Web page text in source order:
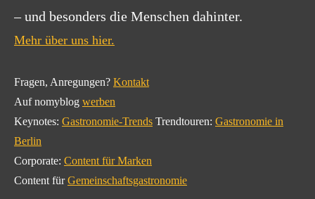
– und besonders die Menschen dahinter.
Mehr über uns hier.
Fragen, Anregungen? Kontakt
Auf nomyblog werben
Keynotes: Gastronomie-Trends Trendtouren: Gastronomie in
Berlin
Corporate: Content für Marken
Content fürGemeinschaftsgastronomie